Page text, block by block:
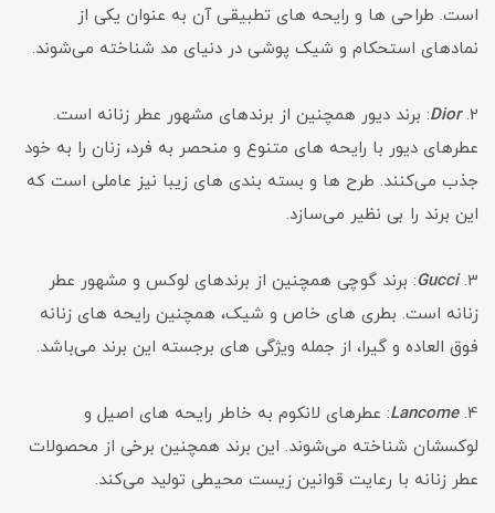
است. طراحی ها و رایحه های تطبیقی آن به عنوان یکی از
نمادهای استحکام و شیک پوشی در دنیای مد شناخته می‌شوند.
2.
Dior: برند دیور همچنین از برندهای مشهور عطر زنانه است.
عطرهای دیور با رایحه های متنوع و منحصر به فرد، زنان را به خود
جذب می‌کنند. طرح ها و بسته بندی های زیبا نیز عاملی است که
این برند را بی نظیر می‌سازد.
3.
Gucci: برند گوچی همچنین از برندهای لوکس و مشهور عطر
زنانه است. بطری های خاص و شیک، همچنین رایحه های زنانه
فوق العاده و گیرا، از جمله ویژگی های برجسته این برند می‌باشد.
4.
Lancome: عطرهای لانکوم به خاطر رایحه های اصیل و
لوکسشان شناخته می‌شوند. این برند همچنین برخی از محصولات
عطر زنانه با رعایت قوانین زیست محیطی تولید می‌کند.